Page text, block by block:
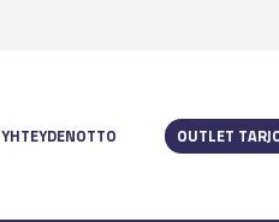
YHTEYDENOTTO OUTLET